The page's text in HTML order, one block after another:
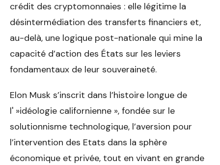
crédit des cryptomonnaies : elle légitime la
désintermédiation des transferts financiers et,
au-delà, une logique post-nationale qui mine la
capacité d’action des États sur les leviers
fondamentaux de leur souveraineté.
Elon Musk s’inscrit dans l’histoire longue de
l' »idéologie californienne », fondée sur le
solutionnisme technologique, l’aversion pour
l’intervention des Etats dans la sphère
économique et privée, tout en vivant en grande